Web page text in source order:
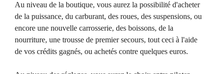
Au niveau de la boutique, vous aurez la possibilité d'acheter
de la puissance, du carburant, des roues, des suspensions, ou
encore une nouvelle carrosserie, des boissons, de la
nourriture, une trousse de premier secours, tout ceci à l'aide
de vos crédits gagnés, ou achetés contre quelques euros.